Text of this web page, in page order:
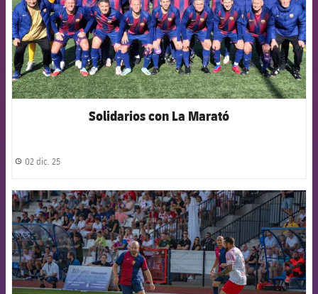
Solidarios con La Marató
label.share.clock
02 dic. 25
FCB Barcelona badge